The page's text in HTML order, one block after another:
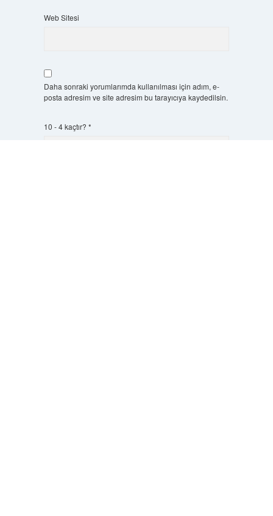
Web Sitesi
Daha sonraki yorumlarımda kullanılması için adım, e-
posta adresim ve site adresim bu tarayıcıya kaydedilsin.
10 - 4 kaçtır? *